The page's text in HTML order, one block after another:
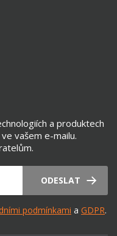
a produktech
vašem e-mailu.
ODESLAT
podmínkami a GDPR.